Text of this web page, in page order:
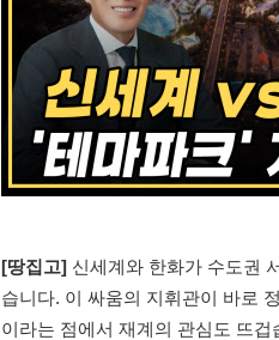
[땅집고] 신세계와 한화가 수도권
습니다. 이 싸움의 지휘관이 바로
이라는 점에서 재계의 관심도 뜨겁